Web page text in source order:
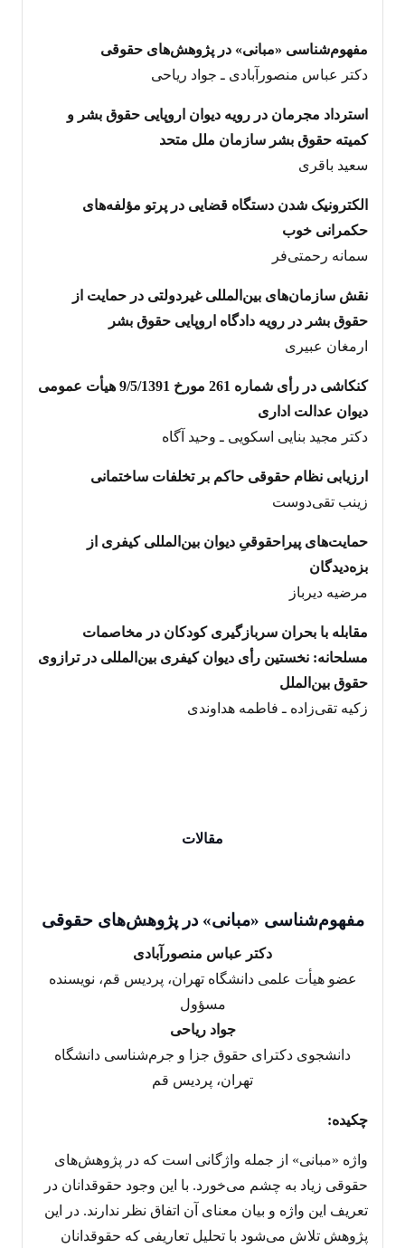
مفهوم‌شناسی «مبانی» در پژوهش‌های حقوقی
دکتر عباس منصورآبادی ـ جواد ریاحی
استرداد مجرمان در رویه دیوان اروپایی حقوق بشر و
کمیته حقوق بشر سازمان ملل متحد
سعید باقری
الکترونیک شدن دستگاه قضایی در پرتو مؤلفه‌های
حکمرانی خوب
سمانه رحمتی‌فر
نقش سازمان‌های بین‌المللی غیردولتی در حمایت از
حقوق بشر در رویه دادگاه اروپایی حقوق بشر
ارمغان عبیری
کنکاشی در رأی شماره 261 مورخ 9/5/1391 هیأت عمومی
دیوان عدالت اداری
دکتر مجید بنایی اسکویی ـ وحید آگاه
ارزیابی نظام حقوقی حاکم بر تخلفات ساختمانی
‌زینب تقی‌دوست
حمایت‌های پیراحقوقیِ دیوان بین‌المللی کیفری از
بزه‌دیدگان
مرضیه دیرباز
مقابله با بحران سربازگیری کودکان در مخاصمات
مسلحانه: نخستین رأی دیوان کیفری بین‌المللی در ترازوی
حقوق بین‌الملل
زکیه تقی‌زاده ـ فاطمه هداوندی
مقالات
مفهوم‌شناسی «مبانی» در پژوهش‌های حقوقی
دکتر عباس منصورآبادی
عضو هیأت علمی دانشگاه تهران، پردیس قم، نویسنده
مسؤول
جواد ریاحی
دانشجوی دکترای حقوق جزا و جرم‌شناسی دانشگاه
تهران، پردیس قم
چکیده:
واژه «مبانی» از جمله واژگانی است که در پژوهش‌های
حقوقی زیاد به چشم می‌خورد. با این وجود حقوقدانان در
تعریف این واژه و بیان معنای آن اتفاق نظر ندارند. در این
پژوهش تلاش می‌شود با تحلیل تعاریفی که حقوقدانان